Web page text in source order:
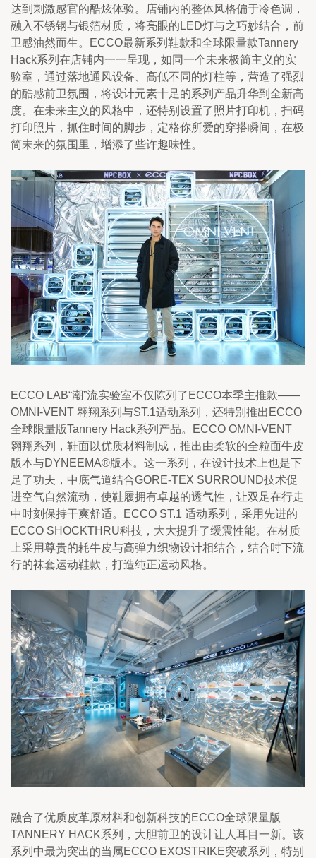
达到刺激感官的酷炫体验。店铺内的整体风格偏于冷色调，
融入不锈钢与银箔材质，将亮眼的LED灯与之巧妙结合，前
卫感油然而生。ECCO最新系列鞋款和全球限量款Tannery
Hack系列在店铺内一一呈现，如同一个未来极简主义的实
验室，通过落地通风设备、高低不同的灯柱等，营造了强烈
的酷感前卫氛围，将设计元素十足的系列产品升华到全新高
度。在未来主义的风格中，还特别设置了照片打印机，扫码
打印照片，抓住时间的脚步，定格你所爱的穿搭瞬间，在极
简未来的氛围里，增添了些许趣味性。
ECCO LAB“潮”流实验室不仅陈列了ECCO本季主推款——
OMNI-VENT 翱翔系列与ST.1适动系列，还特别推出ECCO
全球限量版Tannery Hack系列产品。ECCO OMNI-VENT
翱翔系列，鞋面以优质材料制成，推出由柔软的全粒面牛皮
版本与DYNEEMA®版本。这一系列，在设计技术上也是下
足了功夫，中底气道结合GORE-TEX SURROUND技术促
进空气自然流动，使鞋履拥有卓越的透气性，让双足在行走
中时刻保持干爽舒适。ECCO ST.1 适动系列，采用先进的
ECCO SHOCKTHRU科技，大大提升了缓震性能。在材质
上采用尊贵的耗牛皮与高弹力织物设计相结合，结合时下流
行的袜套运动鞋款，打造纯正运动风格。
融合了优质皮革原材料和创新科技的ECCO全球限量版
TANNERY HACK系列，大胆前卫的设计让人耳目一新。该
系列中最为突出的当属ECCO EXOSTRIKE突破系列，特别